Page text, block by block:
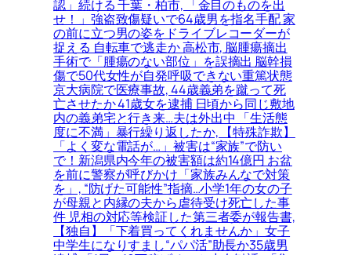
認」続ける 千葉・柏市, 「金目のものを出
せ！」強盗致傷疑いで64歳男を指名手配 家
の前に立つ男の姿をドライブレコーダーが
捉える 自転車で逃走か 高松市, 脳腫瘍摘出
手術で「腫瘍のない部位」を誤摘出 脳幹損
傷で50代女性が自発呼吸できない重篤状態
京大病院で医療事故, 44歳義弟を蹴って死
亡させたか 41歳女を逮捕 日頃から同じ敷地
内の義弟宅と行き来…夫は外出中 「生活態
度に不満」暴行繰り返したか, 【特殊詐欺】
「よく変な電話が…」被害は“家族”で防い
で！新潟県内今年の被害額は約14億円 お盆
を前に警察が呼びかけ「家族みんなで対策
を」, “防げた可能性”指摘…小学1年の女の子
が母親と内縁の夫から虐待受け死亡した事
件 児相の対応等検証した第三者委が報告書,
【独自】「下着買ってくれませんか」女子
中学生になりすまし“パパ活”助長か35歳男